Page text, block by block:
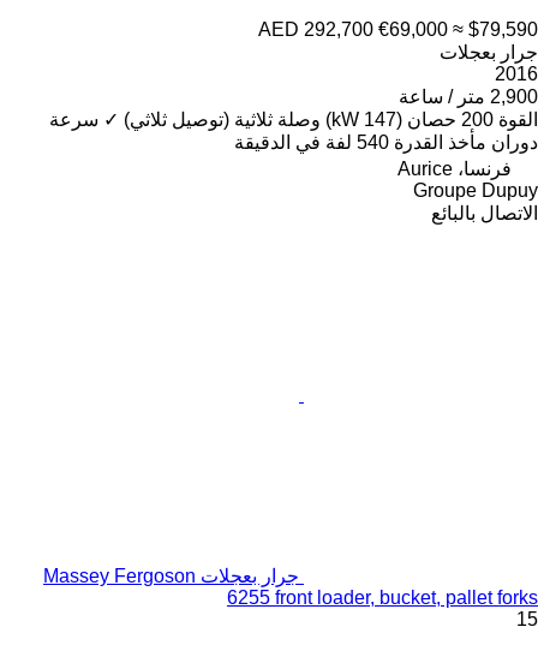
AED 292,700 €69,000 ≈ $79,590
جرار بعجلات
2016
2,900 متر / ساعة
القوة 200 حصان (147 kW) وصلة ثلاثية (توصيل ثلاثي) ✓ سرعة
دوران مأخذ القدرة 540 لفة في الدقيقة
فرنسا، Aurice
Groupe Dupuy
الاتصال بالبائع
جرار بعجلات Massey Fergoson
6255 front loader, bucket, pallet forks
15